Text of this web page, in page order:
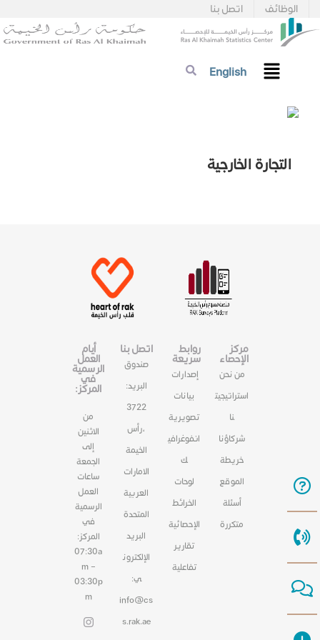
اتصل بنا الوظائف
English
التجارة الخارجية
مركز
الإحصاء
من نحن
استراتيجيت
نا
شركاؤنا
خريطة
الموقع
أسئلة
متكررة
روابط
سريعة
إصدارات
بيانات
تصويرية
انفوغرافي
ك
لوحات
الخرائط
الإحصائية
تقارير
تفاعلية
اتصل بنا
صندوق
البريد:
3722
،رأس
الخيمة
الامارات
العربية
المتحدة
البريد
الإلكترون
ي:
info@cs
s.rak.ae
أيام
العمل
الرسمية
في
المركز:
من
الاثنين
إلى
الجمعة
ساعات
العمل
الرسمية
في
المركز:
07:30a
m –
03:30p
m